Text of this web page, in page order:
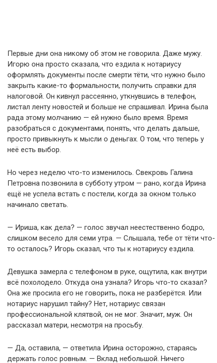
Первые дни она никому об этом не говорила. Даже мужу.
Игорю она просто сказала, что ездила к нотариусу
оформлять документы после смерти тёти, что нужно было
закрыть какие-то формальности, получить справки для
налоговой. Он кивнул рассеянно, уткнувшись в телефон,
листал ленту новостей и больше не спрашивал. Ирина была
рада этому молчанию — ей нужно было время. Время
разобраться с документами, понять, что делать дальше,
просто привыкнуть к мысли о деньгах. О том, что теперь у
неё есть выбор.
Но через неделю что-то изменилось. Свекровь Галина
Петровна позвонила в субботу утром — рано, когда Ирина
ещё не успела встать с постели, когда за окном только
начинало светать.
— Ириша, как дела? — голос звучал неестественно бодро,
слишком весело для семи утра. — Слышала, тебе от тёти что-
то осталось? Игорь сказал, что ты к нотариусу ездила.
Девушка замерла с телефоном в руке, ощутила, как внутри
всё похолодело. Откуда она узнала? Игорь что-то сказал?
Она же просила его не говорить, пока не разберётся. Или
нотариус нарушил тайну? Нет, нотариус связан
профессиональной клятвой, он не мог. Значит, муж. Он
рассказал матери, несмотря на просьбу.
— Да, оставила, — ответила Ирина осторожно, стараясь
держать голос ровным. — Вклад небольшой. Ничего